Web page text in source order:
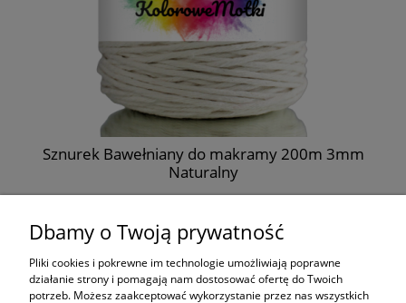
Sznurek Bawełniany do makramy 200m 3mm
Naturalny
Dbamy o Twoją prywatność
Pliki cookies i pokrewne im technologie umożliwiają poprawne
działanie strony i pomagają nam dostosować ofertę do Twoich
potrzeb. Możesz zaakceptować wykorzystanie przez nas wszystkich